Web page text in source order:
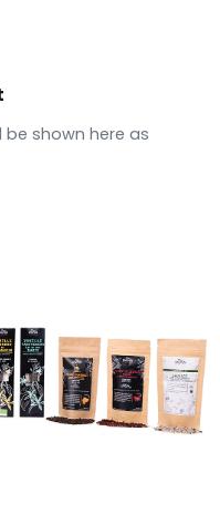
shown here as